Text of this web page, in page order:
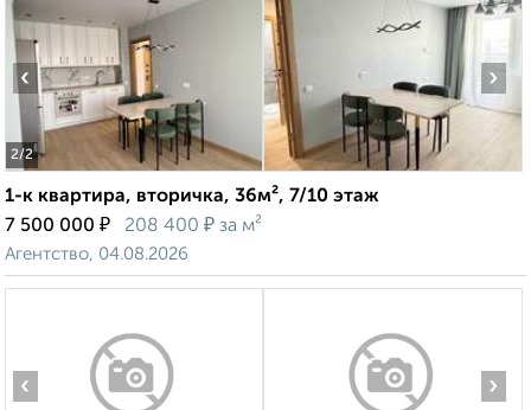
2/2
‹ ›
1-к квартира, вторичка, 36м², 7/10 этаж
7 500 000 ₽ 208 400 ₽ за м²
Агентство, 04.08.2026
‹ ›